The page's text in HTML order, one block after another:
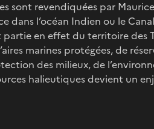
sont revendiquées par
dans l’océan Indien ou le
en effet du territoire des
marines protégées, de
des milieux, de
halieutiques devient un